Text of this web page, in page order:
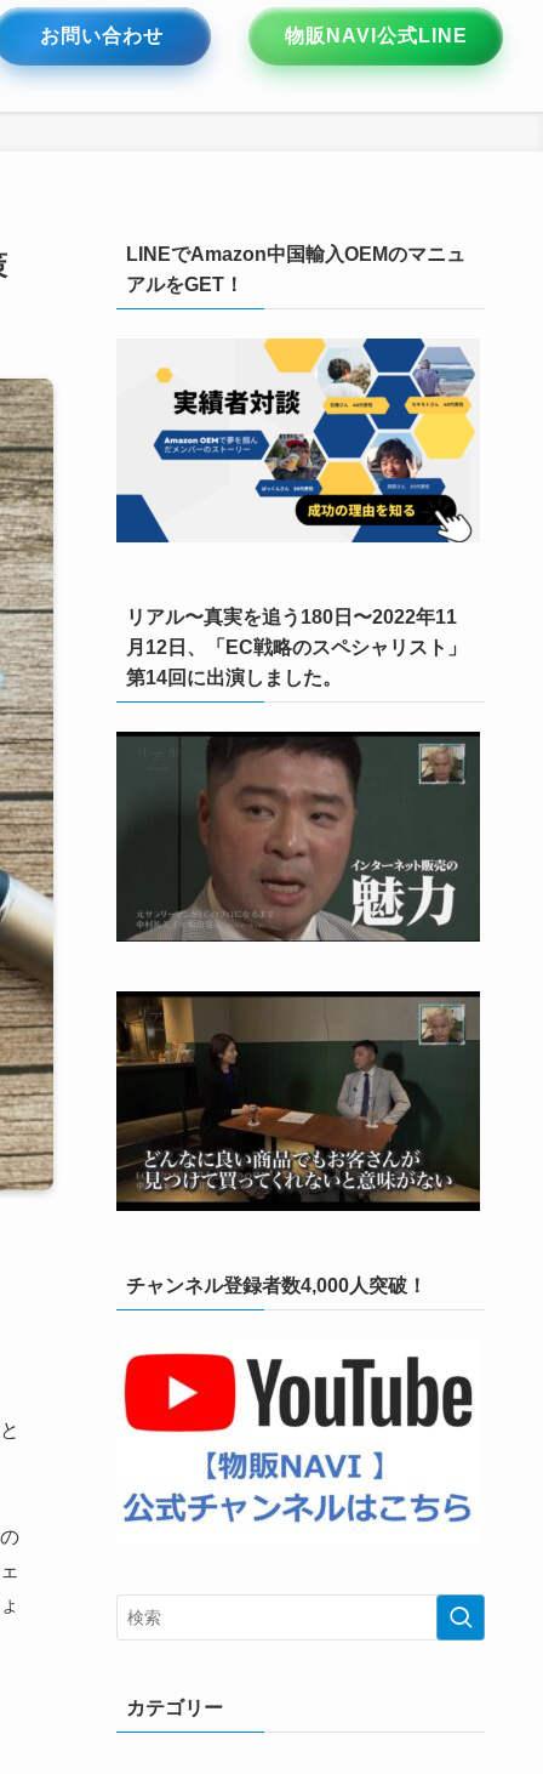
お問い合わせ 物販NAVI公式LINE
LINEでAmazon中国輸入OEMのマニュ
アルをGET！
リアル〜真実を追う180日〜2022年11
月12日、「EC戦略のスペシャリスト」
第14回に出演しました。
チャンネル登録者数4,000人突破！
カテゴリー